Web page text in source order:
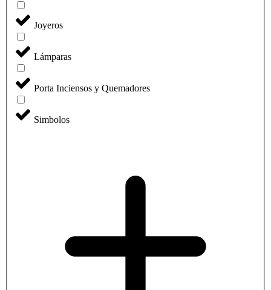
Joyeros
Lámparas
Porta Inciensos y Quemadores
Simbolos